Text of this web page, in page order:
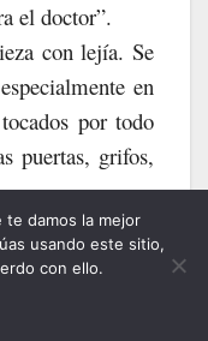
el doctor”.
con lejía. Se
en
por todo
puertas, grifos,
dispensadores
los inodoros;
mediante
17%.
te damos la mejor
usando este sitio,
con ello.